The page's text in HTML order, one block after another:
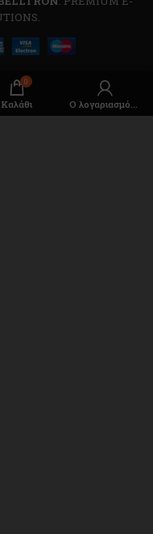
0
Καλάθι Ο λογαριασμός μου